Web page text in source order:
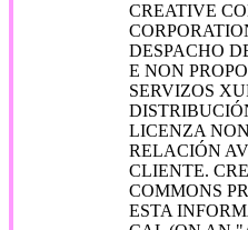
CREATIVE
DESPACHO
E NON
SERVIZOS
LICENZA
RELACIÓN
CLIENTE.
COMMONS
ESTA